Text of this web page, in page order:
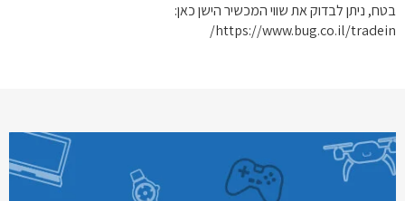
בטח, ניתן לבדוק את שווי המכשיר הישן כאן:
https://www.bug.co.il/tradein/